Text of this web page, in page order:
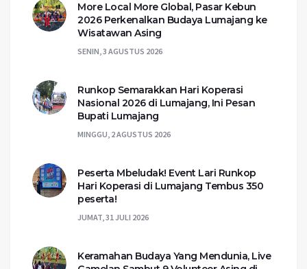
More Local More Global, Pasar Kebun
2026 Perkenalkan Budaya Lumajang ke
Wisatawan Asing
SENIN, 3 AGUSTUS 2026
Runkop Semarakkan Hari Koperasi
Nasional 2026 di Lumajang, Ini Pesan
Bupati Lumajang
MINGGU, 2 AGUSTUS 2026
Peserta Mbeludak! Event Lari Runkop
Hari Koperasi di Lumajang Tembus 350
peserta!
JUMAT, 31 JULI 2026
Keramahan Budaya Yang Mendunia, Live